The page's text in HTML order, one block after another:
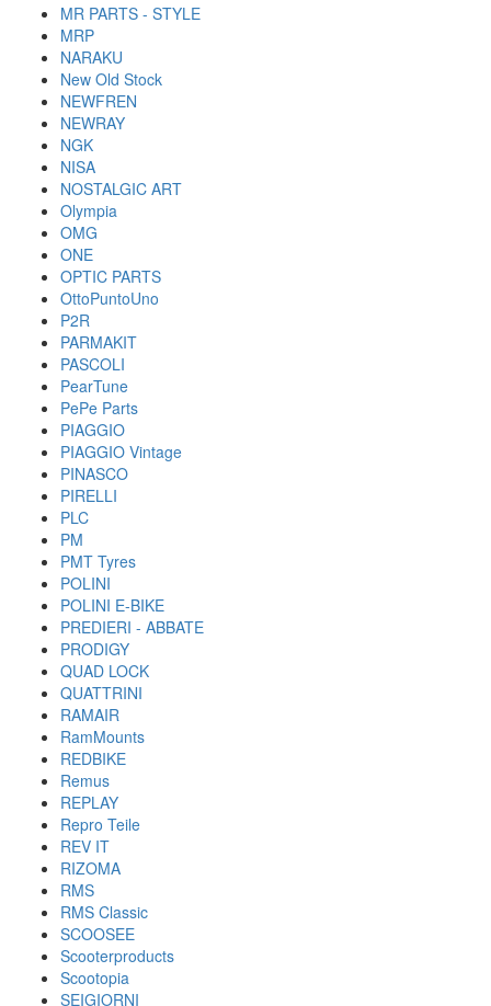
MR PARTS - STYLE
MRP
NARAKU
New Old Stock
NEWFREN
NEWRAY
NGK
NISA
NOSTALGIC ART
Olympia
OMG
ONE
OPTIC PARTS
OttoPuntoUno
P2R
PARMAKIT
PASCOLI
PearTune
PePe Parts
PIAGGIO
PIAGGIO Vintage
PINASCO
PIRELLI
PLC
PM
PMT Tyres
POLINI
POLINI E-BIKE
PREDIERI - ABBATE
PRODIGY
QUAD LOCK
QUATTRINI
RAMAIR
RamMounts
REDBIKE
Remus
REPLAY
Repro Teile
REV IT
RIZOMA
RMS
RMS Classic
SCOOSEE
Scooterproducts
Scootopia
SEIGIORNI